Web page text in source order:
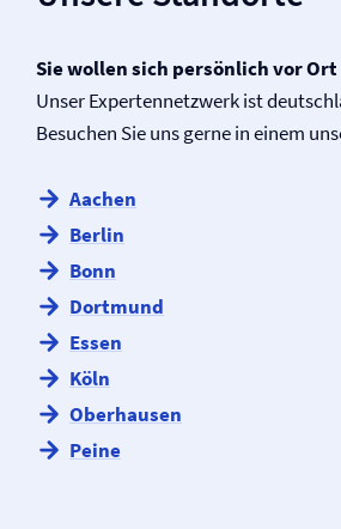
Sie wollen sich persönlich vor
Unser Expertennetzwerk ist
Besuchen Sie uns gerne in einem
Aachen
Berlin
Bonn
Dortmund
Essen
Köln
Oberhausen
Peine